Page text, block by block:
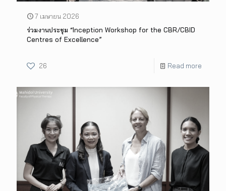
7 เมษายน 2026
ร่วมงานประชุม “Inception Workshop for the CBR/CBID
Centres of Excellence”
26 Read more